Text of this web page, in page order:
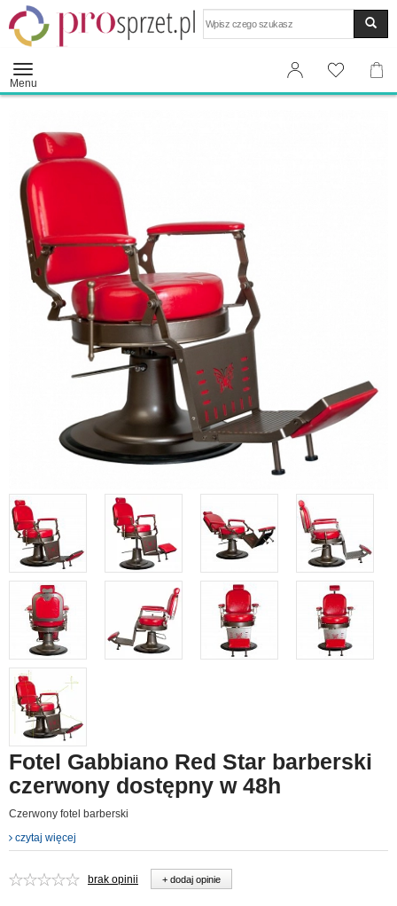
Menu
Fotel Gabbiano Red Star barberski
czerwony dostępny w 48h
Czerwony fotel barberski
czytaj więcej
brak opinii + dodaj opinie